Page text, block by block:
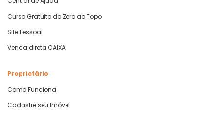
Curso Gratuito do Zero ao Topo
Site Pessoal
Venda direta CAIXA
Proprietário
Como Funciona
Cadastre seu Imóvel